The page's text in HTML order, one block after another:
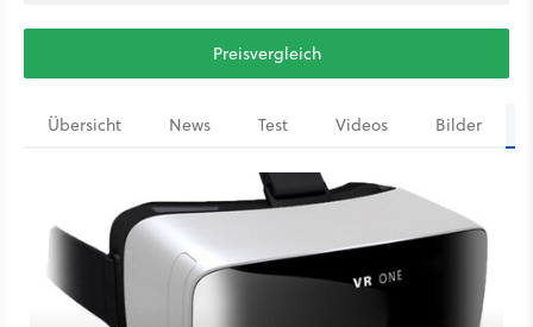
Preisvergleich
Übersicht News Test Videos Bilder